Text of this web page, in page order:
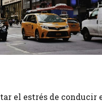
el estrés de conducir